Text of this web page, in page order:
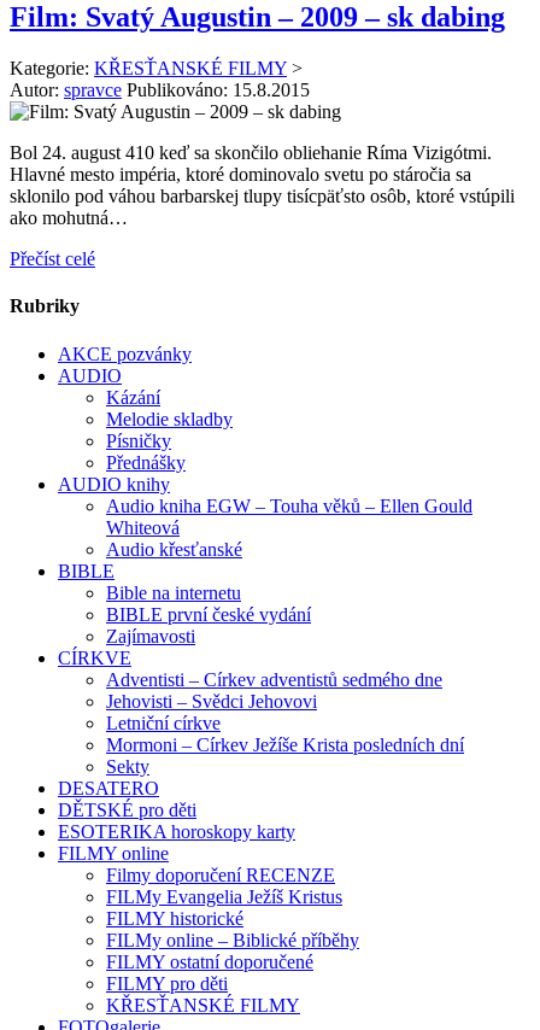
Film: Svatý Augustin – 2009 – sk dabing
Kategorie: KŘESŤANSKÉ FILMY >
Autor: spravce Publikováno: 15.8.2015
Bol 24. august 410 keď sa skončilo obliehanie Ríma Vizigótmi.
Hlavné mesto impéria, ktoré dominovalo svetu po stáročia sa
sklonilo pod váhou barbarskej tlupy tisícpäťsto osôb, ktoré vstúpili
ako mohutná…
Přečíst celé
Rubriky
AKCE pozvánky
AUDIO
Kázání
Melodie skladby
Písničky
Přednášky
AUDIO knihy
Audio kniha EGW – Touha věků – Ellen Gould
Whiteová
Audio křesťanské
BIBLE
Bible na internetu
BIBLE první české vydání
Zajímavosti
CÍRKVE
Adventisti – Církev adventistů sedmého dne
Jehovisti – Svědci Jehovovi
Letniční církve
Mormoni – Církev Ježíše Krista posledních dní
Sekty
DESATERO
DĚTSKÉ pro děti
ESOTERIKA horoskopy karty
FILMY online
Filmy doporučení RECENZE
FILMy Evangelia Ježíš Kristus
FILMY historické
FILMy online – Biblické příběhy
FILMY ostatní doporučené
FILMY pro děti
KŘESŤANSKÉ FILMY